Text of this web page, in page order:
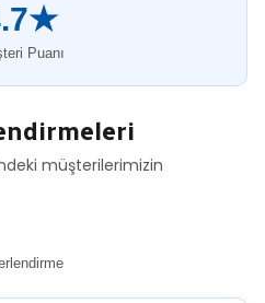
Puanı
müşterilerimizin